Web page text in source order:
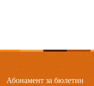
Абонамент за бюлетин